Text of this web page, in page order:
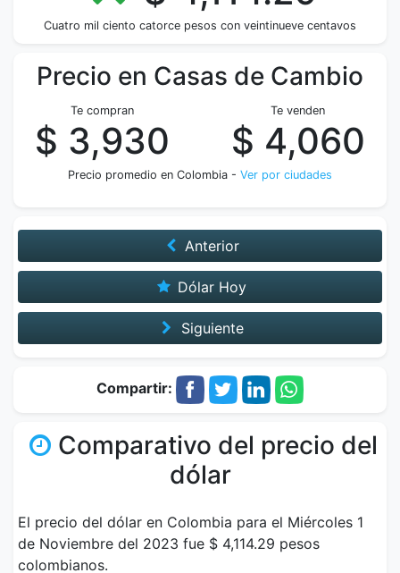
Cuatro mil ciento catorce pesos con veintinueve centavos
Precio en Casas de Cambio
Te compran
$ 3,930
Te venden
$ 4,060
Precio promedio en Colombia - Ver por ciudades
Anterior
Dólar Hoy
Siguiente
Compartir:
Comparativo del precio del
dólar
El precio del dólar en Colombia para el Miércoles 1
de Noviembre del 2023 fue $ 4,114.29 pesos
colombianos.